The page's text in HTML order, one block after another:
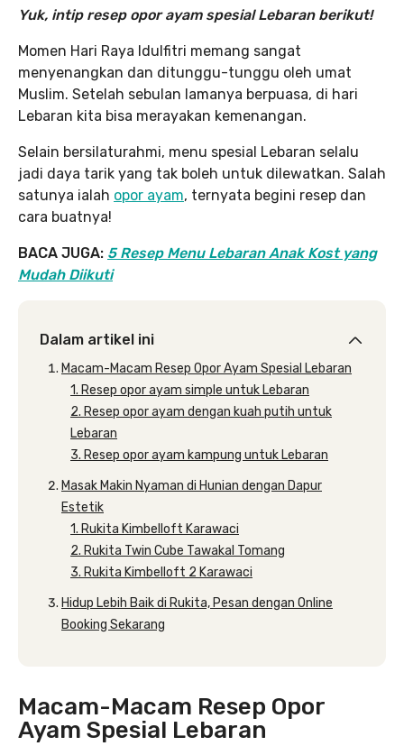
Yuk, intip resep opor ayam spesial Lebaran berikut!
Momen Hari Raya Idulfitri memang sangat
menyenangkan dan ditunggu-tunggu oleh umat
Muslim. Setelah sebulan lamanya berpuasa, di hari
Lebaran kita bisa merayakan kemenangan.
Selain bersilaturahmi, menu spesial Lebaran selalu
jadi daya tarik yang tak boleh untuk dilewatkan. Salah
satunya ialah opor ayam, ternyata begini resep dan
cara buatnya!
BACA JUGA: 5 Resep Menu Lebaran Anak Kost yang
Mudah Diikuti
Dalam artikel ini
Macam-Macam Resep Opor Ayam Spesial Lebaran
1. Resep opor ayam simple untuk Lebaran
2. Resep opor ayam dengan kuah putih untuk
Lebaran
3. Resep opor ayam kampung untuk Lebaran
Masak Makin Nyaman di Hunian dengan Dapur
Estetik
1. Rukita Kimbelloft Karawaci
2. Rukita Twin Cube Tawakal Tomang
3. Rukita Kimbelloft 2 Karawaci
Hidup Lebih Baik di Rukita, Pesan dengan Online
Booking Sekarang
Macam-Macam Resep Opor
Ayam Spesial Lebaran